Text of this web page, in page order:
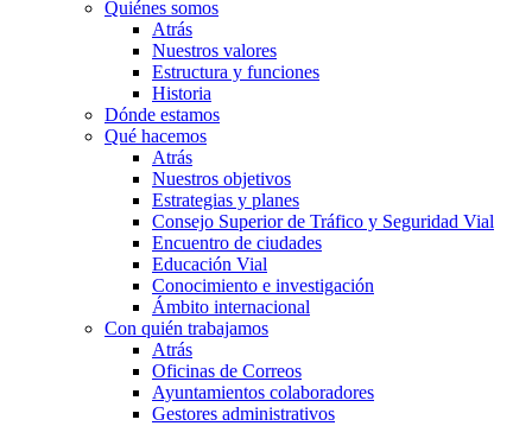
Quiénes somos
Atrás
Nuestros valores
Estructura y funciones
Historia
Dónde estamos
Qué hacemos
Atrás
Nuestros objetivos
Estrategias y planes
Consejo Superior de Tráfico y Seguridad Vial
Encuentro de ciudades
Educación Vial
Conocimiento e investigación
Ámbito internacional
Con quién trabajamos
Atrás
Oficinas de Correos
Ayuntamientos colaboradores
Gestores administrativos